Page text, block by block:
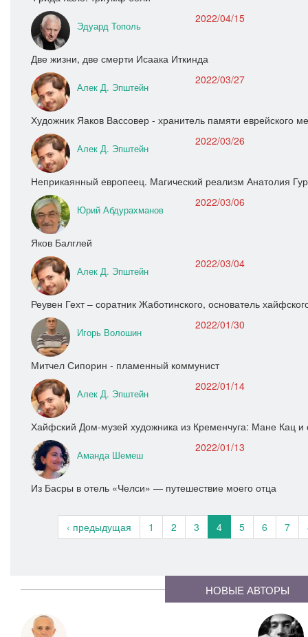
Эдуард Тополь
2022/04/15
Две жизни, две смерти Исаака Иткинда
Алек Д. Эпштейн
2022/03/27
Художник Яаков Вассовер - хранитель памяти еврейского
Алек Д. Эпштейн
2022/03/26
Неприкаянный европеец. Магический реализм Анатолия
Юрий Абдурахманов
2022/03/06
Яков Балглей
Алек Д. Эпштейн
2022/03/04
Реувен Гехт – соратник Жаботинского, основатель
Игорь Волошин
2022/01/30
Митчел Сипорин - пламенный коммунист
Алек Д. Эпштейн
2022/01/14
Хайфский Дом-музей художника из Кременчуга: Мане Кац и
Аманда Шемеш
2022/01/13
Из Басры в отель «Челси» — путешествие моего отца
‹ предыдущая 1 2 3 4 5 6 7
НОВЫЕ АВТОРЫ